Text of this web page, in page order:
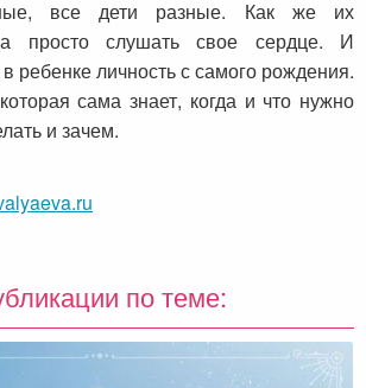
все дети разные. Как же их
просто слушать свое сердце. И
в ребенке личность с самого рождения.
сама знает, когда и что нужно
и зачем.
по теме: